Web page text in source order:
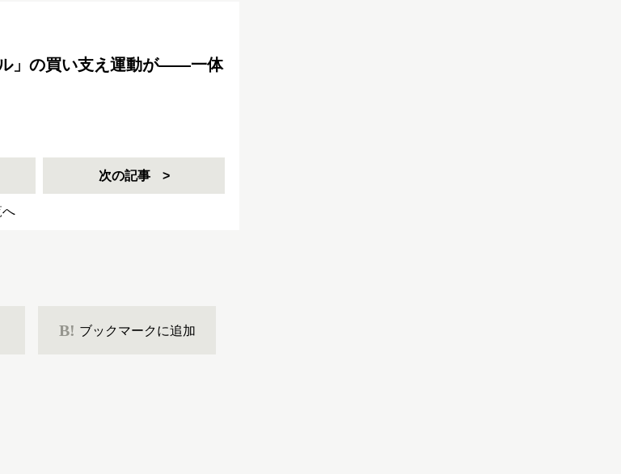
」の買い支え運動が――一体
次の記事
へ
B! ブックマークに追加